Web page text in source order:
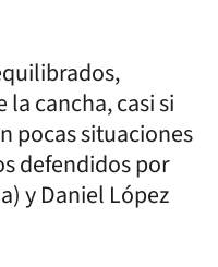
cancha, casi si
pocas situaciones
defendidos por
y Daniel López